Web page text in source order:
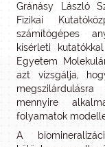
Gránásy László
Fizikai
számítógépes
kísérleti
Egyetem
azt vizsgálja,
mennyire
folyamatok
A